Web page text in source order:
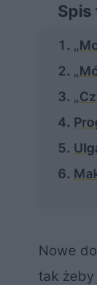
Spis
Nowe
tak żeby